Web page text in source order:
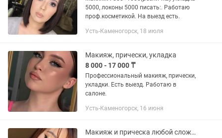
5000, локоны 5000 писать:. Работаю
проф.косметикой. На выезд есть.
Усть-Каменогорск, 18 июля
Макияж, прически, укладка
8 000 - 17 000 ₸
Профессиональный макияж, прически,
укладки. Есть выезд. Работаю в
салоне.
Усть-Каменогорск, 16 июня
Макияж и прическа любой сложности. Есть выезд. Работаю в салоне.